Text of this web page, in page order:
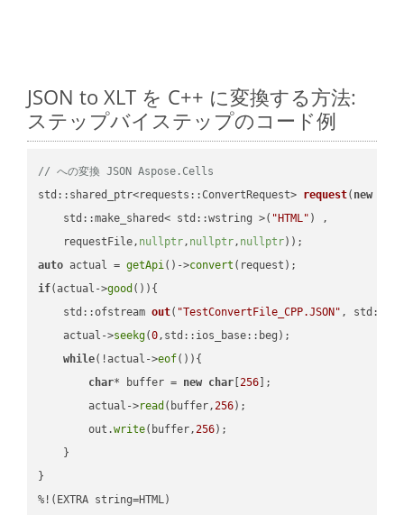
JSON to XLT を C++ に変換する方法:
ステップバイステップのコード例
// への変換 JSON Aspose.Cells
std::shared_ptr<requests::ConvertRequest> request( new
    std::make_shared< std::wstring >(
"HTML" ) ,
    requestFile,
nullptr, nullptr, nullptr))
auto actual = getApi()->convert
if(actual->good ()){
std::ofstream out( "TestConvertFile_CPP.JSON" ,
    actual->
seekg(0,std::ios_base::beg);
while(!actual->eof()){
char* buffer = new char [256 ];
        actual->
read (buffer,256);
        out.
write(buffer,256);
    }
}